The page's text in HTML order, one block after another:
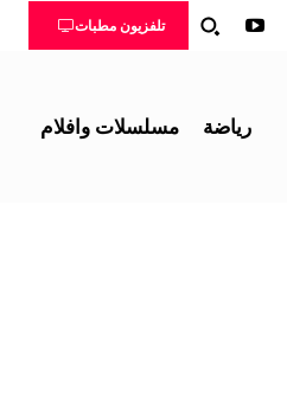
تلفزيون مطبات
رياضة مسلسلات وافلام